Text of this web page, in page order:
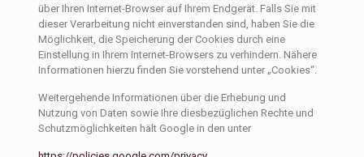
über Ihren Internet-Browser auf Ihrem Endgerät. Falls Sie mit
dieser Verarbeitung nicht einverstanden sind, haben Sie die
Möglichkeit, die Speicherung der Cookies durch eine
Einstellung in Ihrem Internet-Browsers zu verhindern. Nähere
Informationen hierzu finden Sie vorstehend unter „Cookies“.
Weitergehende Informationen über die Erhebung und
Nutzung von Daten sowie Ihre diesbezüglichen Rechte und
Schutzmöglichkeiten hält Google in den unter